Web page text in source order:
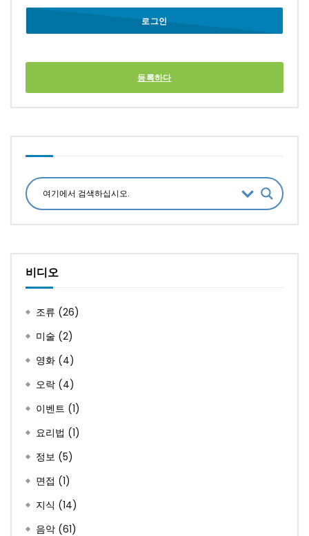
등록하다
비디오
조류 (26)
미술 (2)
영화 (4)
오락 (4)
이벤트 (1)
요리법 (1)
정보 (5)
면접 (1)
지식 (14)
음악 (61)